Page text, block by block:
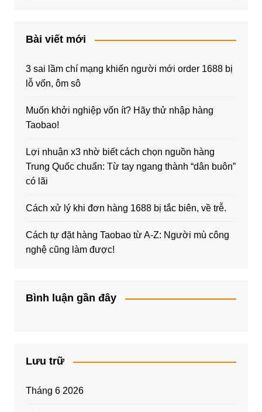
Bài viết mới
3 sai lầm chí mạng khiến người mới order 1688 bị
lỗ vốn, ôm sô
Muốn khởi nghiệp vốn ít? Hãy thử nhập hàng
Taobao!
Lợi nhuận x3 nhờ biết cách chọn nguồn hàng
Trung Quốc chuẩn: Từ tay ngang thành “dân buôn”
có lãi
Cách xử lý khi đơn hàng 1688 bị tắc biên, về trễ.
Cách tự đặt hàng Taobao từ A-Z: Người mù công
nghệ cũng làm được!
Bình luận gần đây
Lưu trữ
Tháng 6 2026